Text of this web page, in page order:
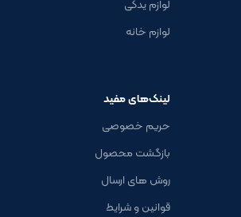
لوازم یدکی
لوازم خانه
لینک‌های مفید
حریم خصوصی
بازگشت محصول
روش های ارسال
قوانین و شرایط